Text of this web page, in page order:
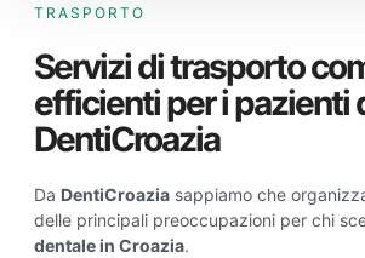
TRASPORTO
Servizi di trasporto
efficienti per i pazienti
DentiCroazia
Da DentiCroazia sappiamo che
delle principali preoccupazioni per chi
dentale in Croazia.